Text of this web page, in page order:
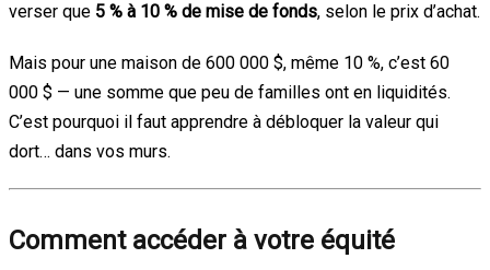
verser que 5 % à 10 % de mise de fonds, selon le prix d’achat.
Mais pour une maison de 600 000 $, même 10 %, c’est 60
000 $ — une somme que peu de familles ont en liquidités.
C’est pourquoi il faut apprendre à débloquer la valeur qui
dort… dans vos murs.
Comment accéder à votre équité